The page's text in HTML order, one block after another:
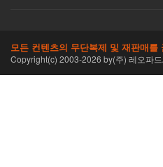
모든 컨텐츠의 무단복제 및 재판매를
Copyright(c) 2003-2026 by(주) 레오파